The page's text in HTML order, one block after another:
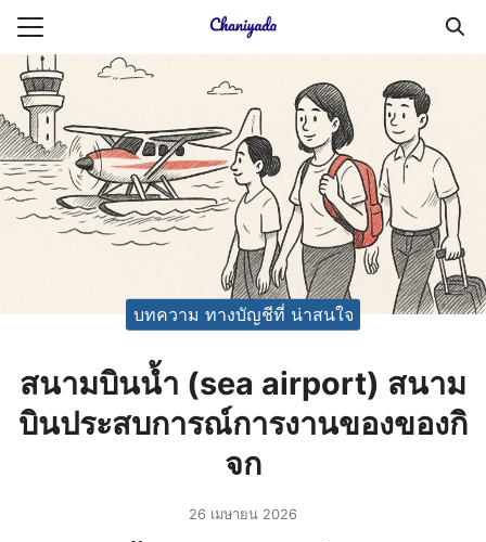
Skip
content
ยความเป็นส่วนตัว
ญชี (Accounting service)
ญชี (Accounting
Search
for:
บทความ ทางบัญชีที่ น่าสนใจ
สนามบินน้ำ (sea ​​airport) สนาม
บินประสบการณ์การงานของของกิ
จก
26 เมษายน 2026